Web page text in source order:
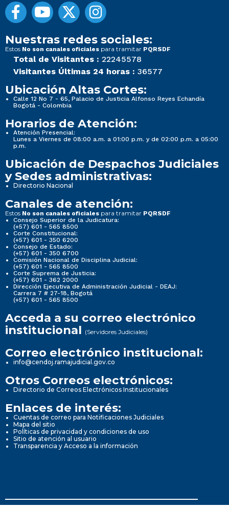
Nuestras redes sociales:
Estos No son canales oficiales para tramitar PQRSDF
Total de Visitantes : 22245578
Visitantes Últimas 24 horas : 36577
Ubicación Altas Cortes:
Calle 12 No 7 - 65, Palacio de Justicia Alfonso Reyes Echandía
Bogotá - Colombia
Horarios de Atención:
Atención Presencial:
Lunes a Viernes de 08:00 a.m. a 01:00 p.m. y de 02:00 p.m. a 05:00
p.m.
Ubicación de Despachos Judiciales
y Sedes administrativas:
Directorio Nacional
Canales de atención:
Estos No son canales oficiales para tramitar PQRSDF
Consejo Superior de la Judicatura:
(+57) 601 - 565 8500
Corte Constitucional:
(+57) 601 - 350 6200
Consejo de Estado:
(+57) 601 - 350 6700
Comisión Nacional de Disciplina Judicial:
(+57) 601 - 565 8500
Corte Suprema de Justicia:
(+57) 601 - 362 2000
Dirección Ejecutiva de Administración Judicial - DEAJ:
Carrera 7 # 27-18, Bogotá
(+57) 601 - 565 8500
Acceda a su correo electrónico
institucional (Servidores Judiciales)
Correo electrónico institucional:
info@cendoj.ramajudicial.gov.co
Otros Correos electrónicos:
Directorio de Correos Electrónicos Institucionales
Enlaces de interés:
Cuentas de correo para Notificaciones Judiciales
Mapa del sitio
Políticas de privacidad y condiciones de uso
Sitio de atención al usuario
Transparencia y Acceso a la información